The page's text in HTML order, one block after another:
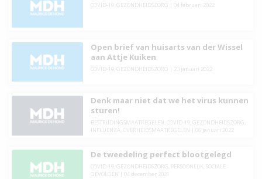
COVID-19, GEZONDHEIDSZORG 04 februari 2022
Open brief van huisarts van der Wissel
aan Attje Kuiken
COVID-19, GEZONDHEIDSZORG 23 januari 2022
Denk maar niet dat we het virus kunnen
sturen!
BESTRIJDINGSMAATREGELEN COVID-19, GEZONDHEIDSZORG
INFLUENZA OVERHEIDSMAATREGELEN 06 januari 2022
De tweedeling perfect blootgelegd
COVID-19, GEZONDHEIDSZORG PERSOONLIJK
SOCIALE
GEVOLGEN
04 december 2021